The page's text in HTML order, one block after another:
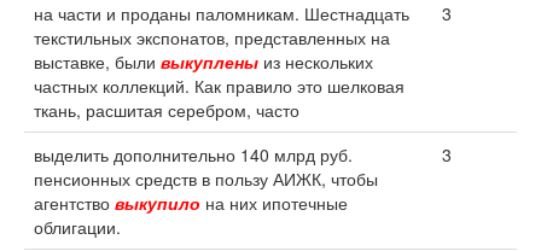
на части и проданы паломникам. Шестнадцать
текстильных экспонатов, представленных на
выставке, были выкуплены из нескольких
частных коллекций. Как правило это шелковая
ткань, расшитая серебром, часто
3
выделить дополнительно 140 млрд руб.
пенсионных средств в пользу АИЖК, чтобы
агентство выкупило на них ипотечные
облигации.
3